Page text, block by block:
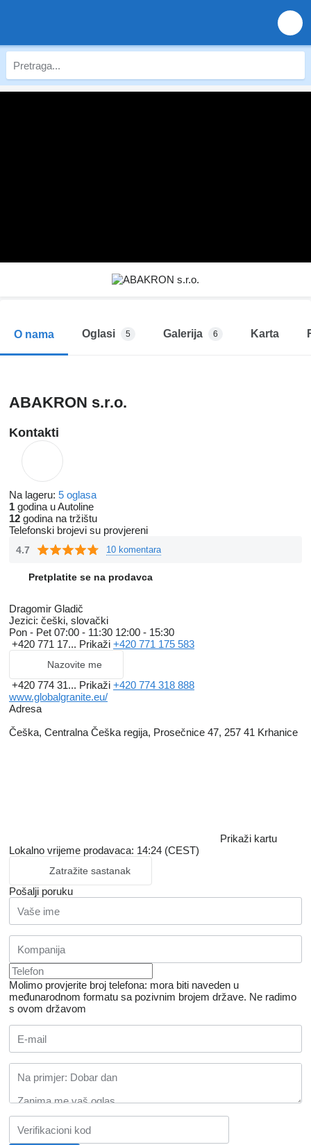
O nama Oglasi 5 Galerija 6 Karta
ABAKRON s.r.o.
Kontakti
Na lageru: 5 oglasa
1 godina u Autoline
12 godina na tržištu
Telefonski brojevi su provjereni
4.7 10 komentara
Pretplatite se na prodavca
Dragomir Gladič
Jezici: češki, slovački
Pon - Pet 07:00 - 11:30 12:00 - 15:30
+420 771 17... Prikaži +420 771 175 583
Nazovite me
+420 774 31... Prikaži +420 774 318 888
www.globalgranite.eu/
Adresa
Češka, Centralna Češka regija, Prosečnice 47, 257 41 Krhanice
Prikaži kartu
Lokalno vrijeme prodavaca: 14:24 (CEST)
Zatražite sastanak
Pošalji poruku
Molimo provjerite broj telefona: mora biti naveden u
međunarodnom formatu sa pozivnim brojem države. Ne radimo
s ovom državom